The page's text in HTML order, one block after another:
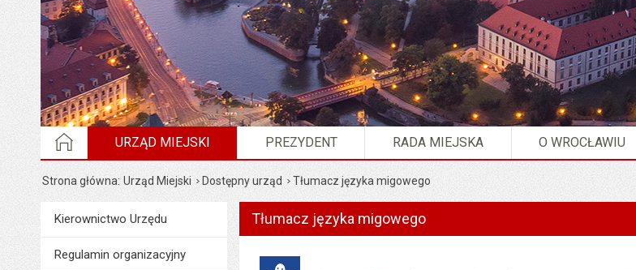
STRONA GŁÓWNA
URZĄD MIEJSKI PREZYDENT RADA MIEJSKA O WROCŁAWIU
Strona główna Urząd Miejski Dostępny urząd Tłumacz języka migowego
MenuUrząd Miejski
Kierownictwo Urzędu
Regulamin organizacyjny
Tłumacz języka migowego